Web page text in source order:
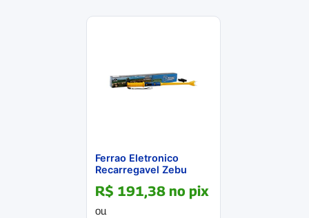
Ferrao Eletronico
Recarregavel Zebu
R$ 191,38 no pix
ou